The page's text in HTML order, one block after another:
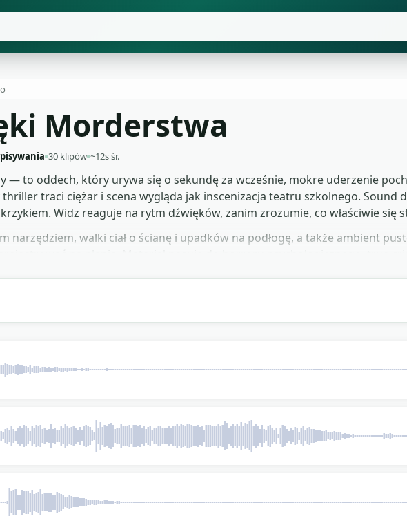
Morderstwa
30 klipów ~12s śr.
— to oddech, który urywa się o sekundę za wcześnie, mokre uderzenie
traci ciężar i scena wygląda jak inscenizacja teatru szkolnego. Sound
Widz reaguje na rytm dźwięków, zanim zrozumie, co właściwie się
narzędziem, walki ciał o ścianę i upadków na podłogę, a także ambient
to, co potrzebne, i zmontuj scenę dziś wieczorem bez czekania na zgody.